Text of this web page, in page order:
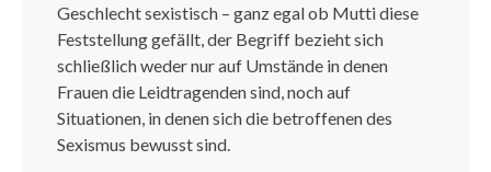
Geschlecht sexistisch – ganz egal ob Mutti diese
Feststellung gefällt, der Begriff bezieht sich
schließlich weder nur auf Umstände in denen
Frauen die Leidtragenden sind, noch auf
Situationen, in denen sich die betroffenen des
Sexismus bewusst sind.